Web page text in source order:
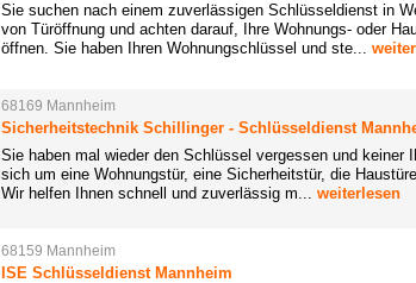
Sie suchen nach einem zuverlässigen Schlüsseldienst in
von Türöffnung und achten darauf, Ihre Wohnungs- oder
öffnen. Sie haben Ihren Wohnungschlüssel und ste...
68169 Mannheim
Sicherheitstechnik Schillinger - Schlüsseldienst
Sie haben mal wieder den Schlüssel vergessen und keiner
sich um eine Wohnungstür, eine Sicherheitstür, die
Wir helfen Ihnen schnell und zuverlässig m... weiterlesen
68159 Mannheim
ISE Schlüsseldienst Mannheim